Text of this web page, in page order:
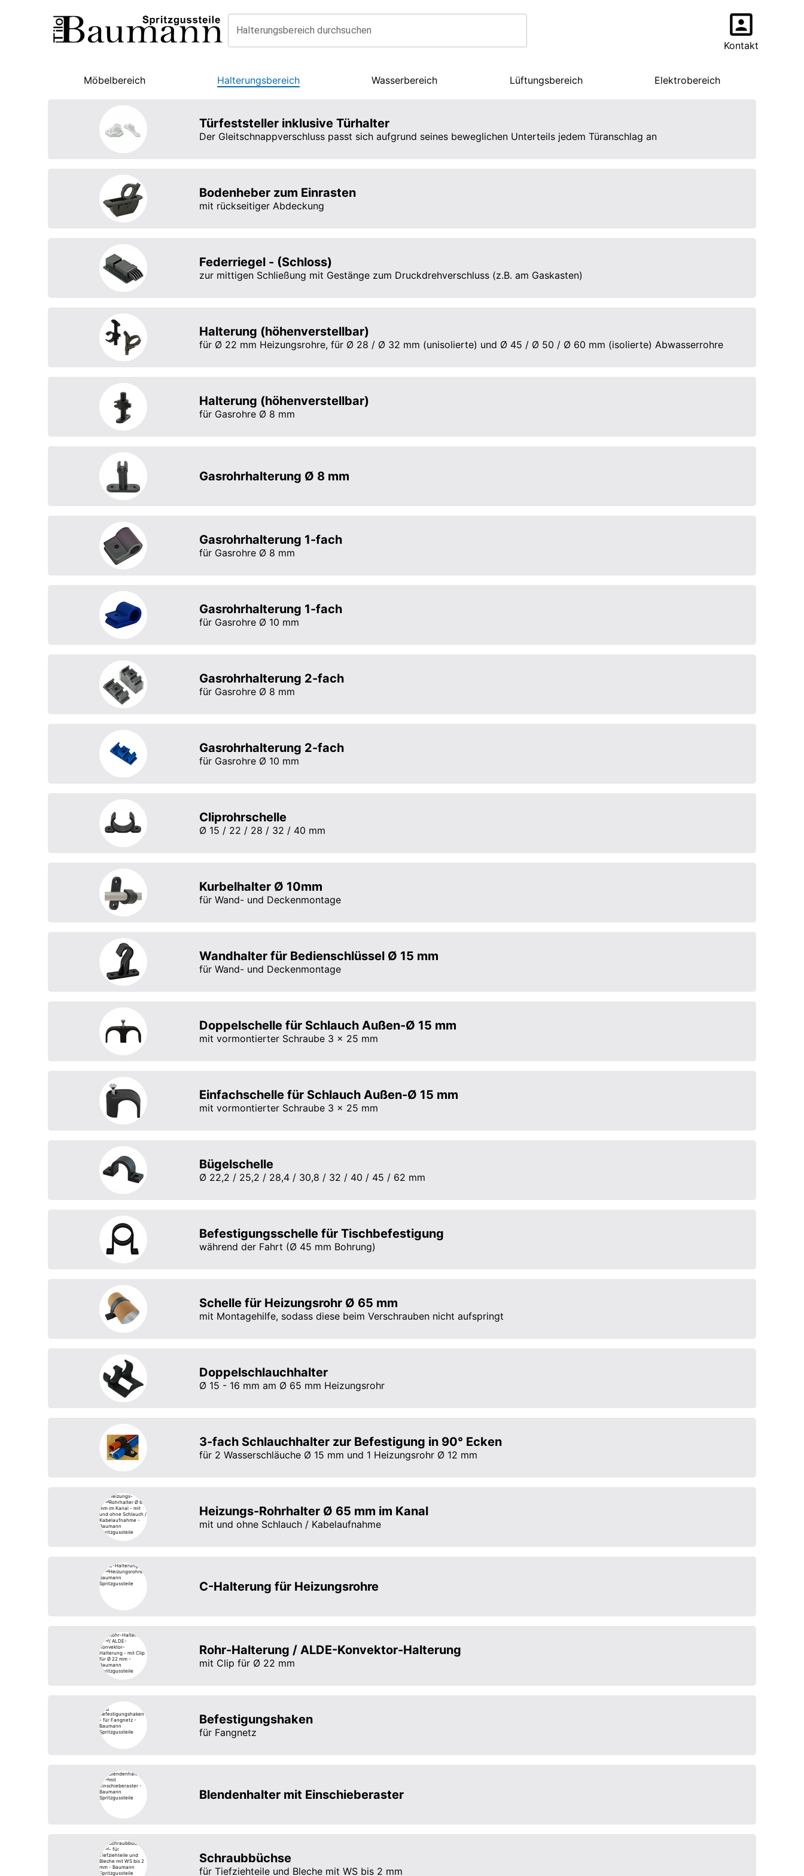
Halterungsbereich durchsuchen
Kontakt
Möbelbereich Halterungsbereich Wasserbereich Lüftungsbereich Elektrobereich
Türfeststeller inklusive Türhalter
Der Gleitschnappverschluss passt sich aufgrund seines beweglichen Unterteils jedem Türanschlag an
Bodenheber zum Einrasten
mit rückseitiger Abdeckung
Federriegel - (Schloss)
zur mittigen Schließung mit Gestänge zum Druckdrehverschluss (z.B. am Gaskasten)
Halterung (höhenverstellbar)
für Ø 22 mm Heizungsrohre, für Ø 28 / Ø 32 mm (unisolierte) und Ø 45 / Ø 50 / Ø 60 mm (isolierte) Abwasserrohre
Halterung (höhenverstellbar)
für Gasrohre Ø 8 mm
Gasrohrhalterung Ø 8 mm
Gasrohrhalterung 1-fach
für Gasrohre Ø 8 mm
Gasrohrhalterung 1-fach
für Gasrohre Ø 10 mm
Gasrohrhalterung 2-fach
für Gasrohre Ø 8 mm
Gasrohrhalterung 2-fach
für Gasrohre Ø 10 mm
Cliprohrschelle
Ø 15 / 22 / 28 / 32 / 40 mm
Kurbelhalter Ø 10mm
für Wand- und Deckenmontage
Wandhalter für Bedienschlüssel Ø 15 mm
für Wand- und Deckenmontage
Doppelschelle für Schlauch Außen-Ø 15 mm
mit vormontierter Schraube 3 x 25 mm
Einfachschelle für Schlauch Außen-Ø 15 mm
mit vormontierter Schraube 3 x 25 mm
Bügelschelle
Ø 22,2 / 25,2 / 28,4 / 30,8 / 32 / 40 / 45 / 62 mm
Befestigungsschelle für Tischbefestigung
während der Fahrt (Ø 45 mm Bohrung)
Schelle für Heizungsrohr Ø 65 mm
mit Montagehilfe, sodass diese beim Verschrauben nicht aufspringt
Doppelschlauchhalter
Ø 15 - 16 mm am Ø 65 mm Heizungsrohr
3-fach Schlauchhalter zur Befestigung in 90° Ecken
für 2 Wasserschläuche Ø 15 mm und 1 Heizungsrohr Ø 12 mm
Heizungs-Rohrhalter Ø 65 mm im Kanal
mit und ohne Schlauch / Kabelaufnahme
C-Halterung für Heizungsrohre
Rohr-Halterung / ALDE-Konvektor-Halterung
mit Clip für Ø 22 mm
Befestigungshaken
für Fangnetz
Blendenhalter mit Einschieberaster
Schraubbüchse
für Tiefziehteile und Bleche mit WS bis 2 mm